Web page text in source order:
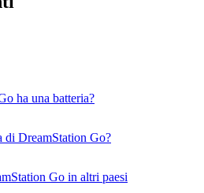
ha una batteria?
di DreamStation Go?
Go in altri paesi